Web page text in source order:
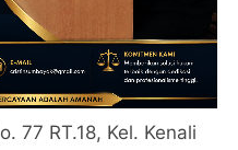
77 RT.18, Kel. Kenali